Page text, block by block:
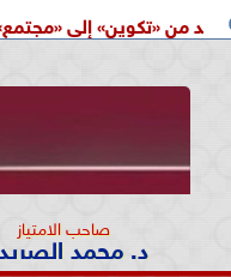
«مجتمع» .. الأقنعة تتغير
صاحب الامتيازد. محمد